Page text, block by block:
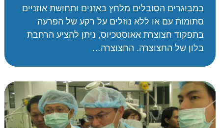
במבוגרים הסובלים מלחץ באזנים ותחושת אוזניים
סתומות עם או ללא נוזלים על רקע של הפרעה
בתפקוד חצוצרת אאוסטכיוס, ניתן להציע הרחבת
בלון של החצוצרה. החצוצרה…